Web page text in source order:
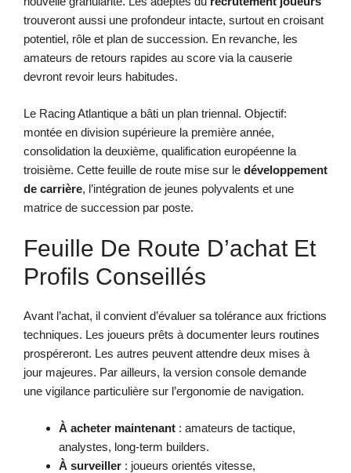
trouveront aussi une profondeur intacte, surtout en croisant
potentiel, rôle et plan de succession. En revanche, les
amateurs de retours rapides au score via la causerie
devront revoir leurs habitudes.
Le Racing Atlantique a bâti un plan triennal. Objectif:
montée en division supérieure la première année,
consolidation la deuxième, qualification européenne la
troisième. Cette feuille de route mise sur le développement
de carrière, l’intégration de jeunes polyvalents et une
matrice de succession par poste.
Feuille De Route D’achat Et
Profils Conseillés
Avant l’achat, il convient d’évaluer sa tolérance aux frictions
techniques. Les joueurs prêts à documenter leurs routines
prospéreront. Les autres peuvent attendre deux mises à
jour majeures. Par ailleurs, la version console demande
une vigilance particulière sur l’ergonomie de navigation.
À acheter maintenant : amateurs de tactique,
analystes, long-term builders.
À surveiller : joueurs orientés vitesse,